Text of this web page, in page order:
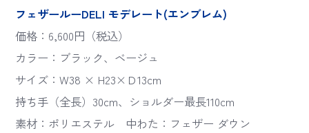
フェザールーDELI モデレート(エンブレム)
価格：6,600円（税込）
カラー：ブラック、ベージュ
サイズ：W38 × H23×Ｄ13cm
持ち手（全長）30cm、ショルダー最長110cm
素材：ポリエステル 中わた：フェザー ダウン